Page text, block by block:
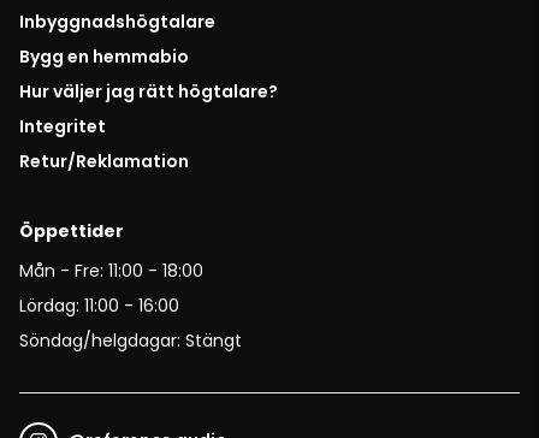
Inbyggnadshögtalare
Bygg en hemmabio
Hur väljer jag rätt högtalare?
Integritet
Retur/Reklamation
Öppettider
Mån - Fre: 11:00 - 18:00
Lördag: 11:00 - 16:00
Söndag/helgdagar: Stängt